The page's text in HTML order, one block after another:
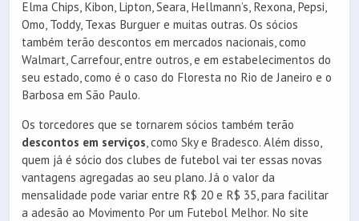
Elma Chips, Kibon, Lipton, Seara, Hellmann’s, Rexona, Pepsi,
Omo, Toddy, Texas Burguer e muitas outras. Os sócios
também terão descontos em mercados nacionais, como
Walmart, Carrefour, entre outros, e em estabelecimentos do
seu estado, como é o caso do Floresta no Rio de Janeiro e o
Barbosa em São Paulo.
Os torcedores que se tornarem sócios também terão
descontos em serviços , como Sky e Bradesco. Além disso,
quem já é sócio dos clubes de futebol vai ter essas novas
vantagens agregadas ao seu plano. Já o valor da
mensalidade pode variar entre R$ 20 e R$ 35, para facilitar
a adesão ao Movimento Por um Futebol Melhor. No site